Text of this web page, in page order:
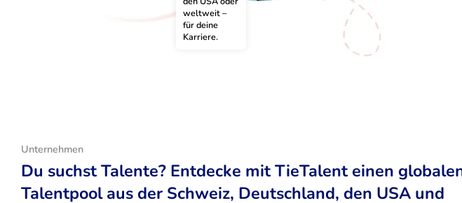
weltweit –
für deine
Karriere.
Unternehmen
Du suchst Talente? Entdecke mit TieTalent einen
Talentpool aus der Schweiz, Deutschland, den USA und